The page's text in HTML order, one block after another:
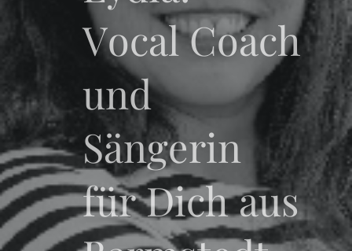
Vocal Coach
und
Sängerin
für Dich aus